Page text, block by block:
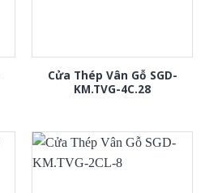
Cửa Thép Vân Gỗ SGD-
KM.TVG-4C.28